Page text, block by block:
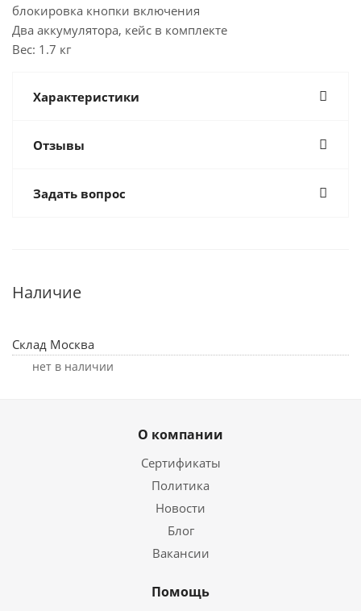
блокировка кнопки включения
Два аккумулятора, кейс в комплекте
Вес: 1.7 кг
Характеристики
Отзывы
Задать вопрос
Наличие
Склад Москва
Нет в наличии
О компании
Сертификаты
Политика
Новости
Блог
Вакансии
Помощь